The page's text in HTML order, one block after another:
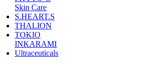
Skin Care
S.HEART.S
THALION
TOKIO
INKARAMI
Ultraceuticals